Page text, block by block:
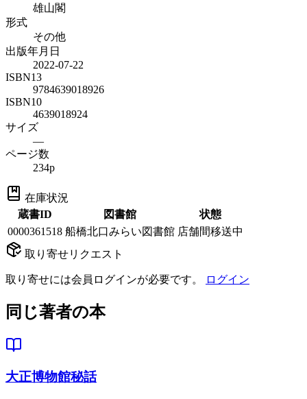
雄山閣
形式
その他
出版年月日
2022-07-22
ISBN13
9784639018926
ISBN10
4639018924
サイズ
—
ページ数
234p
在庫状況
蔵書ID
図書館
状態
0000361518 船橋北口みらい図書館 店舗間移送中
取り寄せリクエスト
取り寄せには会員ログインが必要です。 ログイン
同じ著者の本
大正博物館秘話